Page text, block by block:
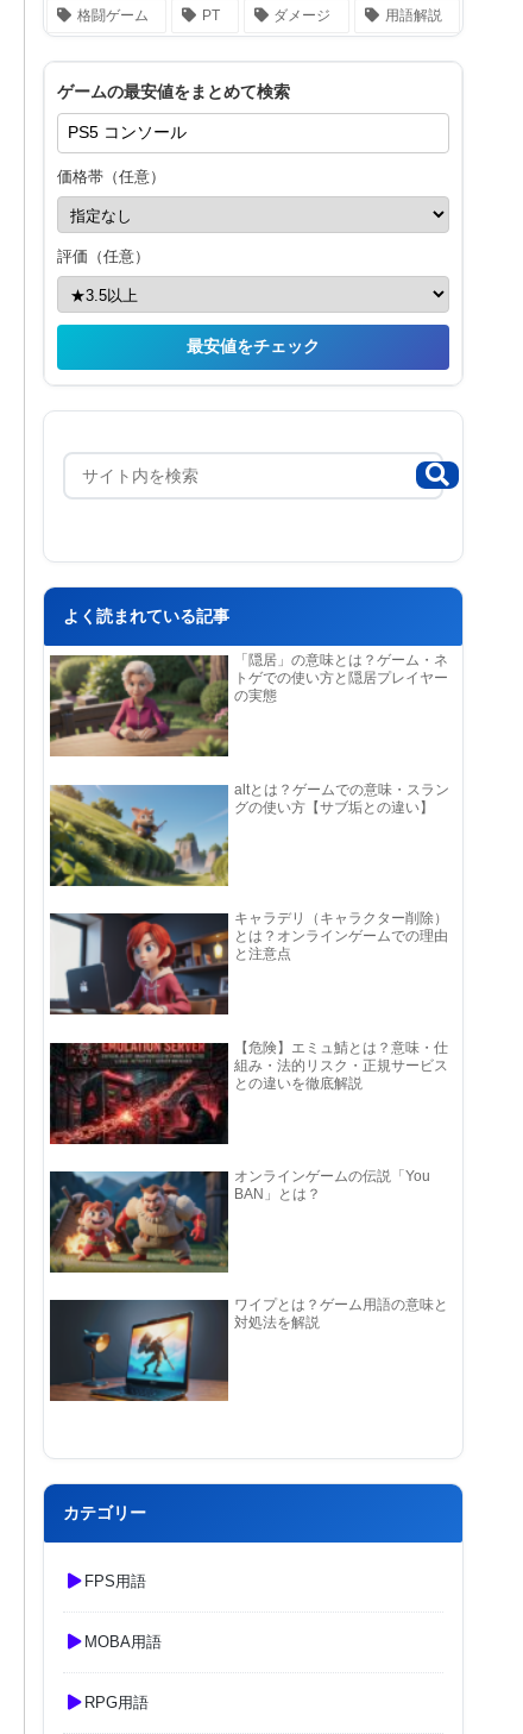
格闘ゲーム PT ダメージ 用語解説
ゲームの最安値をまとめて検索
価格帯（任意）
評価（任意）
最安値をチェック
よく読まれている記事
「隠居」の意味とは？ゲーム・ネ
トゲでの使い方と隠居プレイヤー
の実態
altとは？ゲームでの意味・スラン
グの使い方【サブ垢との違い】
キャラデリ（キャラクター削除）
とは？オンラインゲームでの理由
と注意点
【危険】エミュ鯖とは？意味・仕
組み・法的リスク・正規サービス
との違いを徹底解説
オンラインゲームの伝説「You
BAN」とは？
ワイプとは？ゲーム用語の意味と
対処法を解説
カテゴリー
FPS用語
MOBA用語
RPG用語